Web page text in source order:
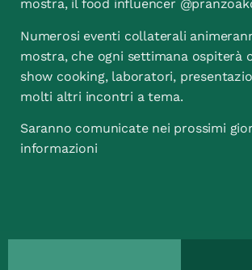
mostra, il food influencer
Numerosi eventi collaterali
mostra, che ogni settimana ospiterà
show cooking, laboratori,
molti altri incontri a tema.
Saranno comunicate nei prossimi
informazioni